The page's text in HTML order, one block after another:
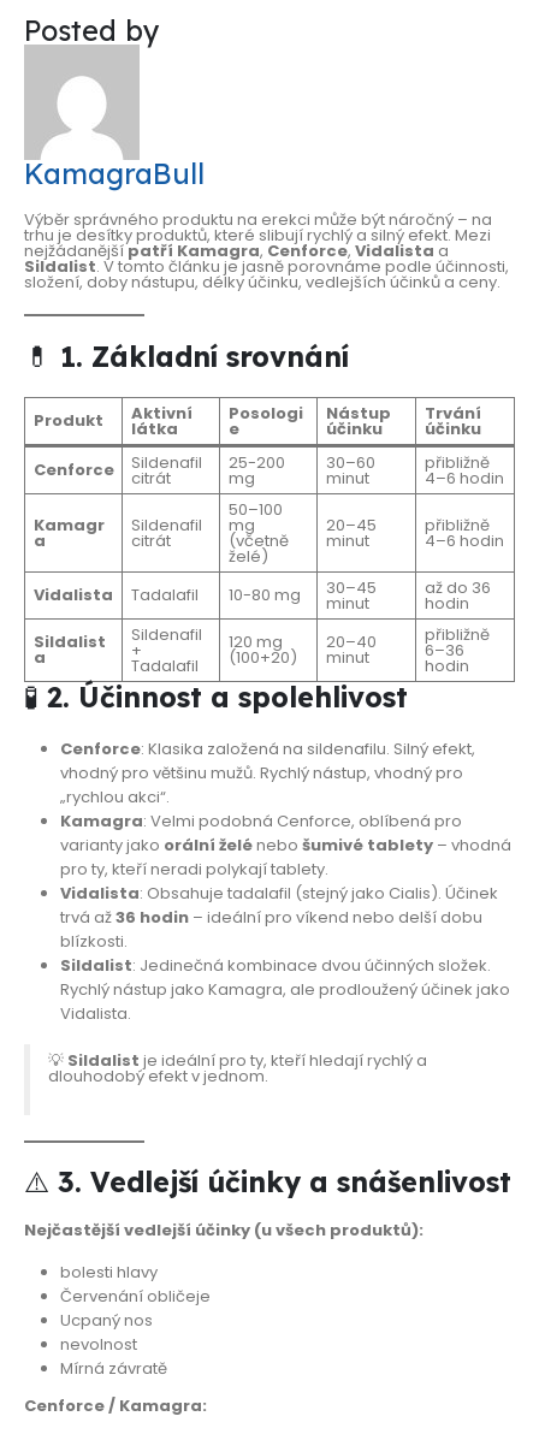
Posted by
KamagraBull
Výběr správného produktu na erekci může být náročný – na
trhu je desítky produktů, které slibují rychlý a silný efekt. Mezi
nejžádanějšípatří Kamagra, Cenforce, Vidalista a
Sildalist. V tomto článku je jasně porovnáme podle účinnosti,
složení, doby nástupu, délky účinku, vedlejších účinků a ceny.
💊 1. Základní srovnání
Produkt Aktivní
látka
Posologi
e
Nástup
účinku
Trvání
účinku
Cenforce
Sildenafil
citrát
25-200
mg
30–60
minut
přibližně
4–6 hodin
Kamagr
a
Sildenafil
citrát
50–100
mg
(včetně
želé)
20–45
minut
přibližně
4–6 hodin
Vidalista Tadalafil 10-80 mg 30–45
minut
až do 36
hodin
Sildalist
a
Sildenafil
+
Tadalafil
120 mg
(100+20)
20–40
minut
přibližně
6–36
hodin
🧪 2. Účinnost a spolehlivost
Cenforce: Klasika založená na sildenafilu. Silný efekt,
vhodný pro většinu mužů. Rychlý nástup, vhodný pro
„rychlou akci“.
Kamagra: Velmi podobná Cenforce, oblíbená pro
varianty jako orální želénebo šumivé tablety– vhodná
pro ty, kteří neradi polykají tablety.
Vidalista: Obsahuje tadalafil (stejný jako Cialis). Účinek
trvá až36 hodin– ideální pro víkend nebo delší dobu
blízkosti.
Sildalist: Jedinečná kombinace dvou účinných složek.
Rychlý nástup jako Kamagra, ale prodloužený účinek jako
Vidalista.
💡 Sildalist je ideální pro ty, kteří hledají rychlý a
dlouhodobý efekt v jednom.
⚠️ 3. Vedlejší účinky a snášenlivost
Nejčastější vedlejší účinky (u všech produktů):
bolesti hlavy
Červenání obličeje
Ucpaný nos
nevolnost
Mírná závratě
Cenforce / Kamagra: